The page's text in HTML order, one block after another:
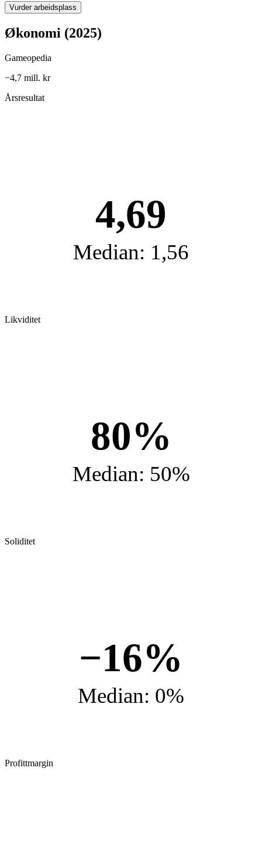
Vurder arbeidsplass
Økonomi (2025)
Gameopedia
−4,7 mill. kr
Årsresultat
4,69
Median: 1,56
Likviditet
80%
Median: 50%
Soliditet
−16%
Median: 0%
Profittmargin